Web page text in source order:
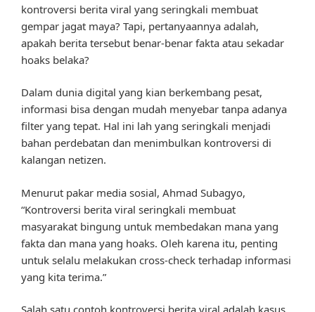
kontroversi berita viral yang seringkali membuat
gempar jagat maya? Tapi, pertanyaannya adalah,
apakah berita tersebut benar-benar fakta atau sekadar
hoaks belaka?
Dalam dunia digital yang kian berkembang pesat,
informasi bisa dengan mudah menyebar tanpa adanya
filter yang tepat. Hal ini lah yang seringkali menjadi
bahan perdebatan dan menimbulkan kontroversi di
kalangan netizen.
Menurut pakar media sosial, Ahmad Subagyo,
“Kontroversi berita viral seringkali membuat
masyarakat bingung untuk membedakan mana yang
fakta dan mana yang hoaks. Oleh karena itu, penting
untuk selalu melakukan cross-check terhadap informasi
yang kita terima.”